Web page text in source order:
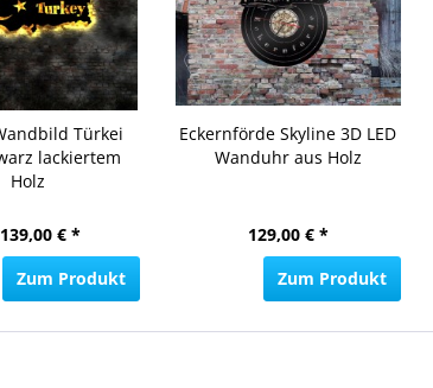
Türkei
lackiertem
Holz
€ *
Zum Produkt
Eckernförde Skyline 3D LED
Wanduhr aus Holz
129,00 € *
Zum Produkt